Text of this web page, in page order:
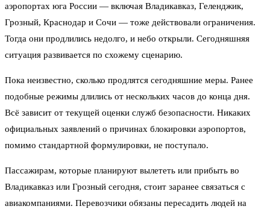
аэропортах юга России — включая Владикавказ, Геленджик,
Грозный, Краснодар и Сочи — тоже действовали ограничения.
Тогда они продлились недолго, и небо открыли. Сегодняшняя
ситуация развивается по схожему сценарию.
Пока неизвестно, сколько продлятся сегодняшние меры. Ранее
подобные режимы длились от нескольких часов до конца дня.
Всё зависит от текущей оценки служб безопасности. Никаких
официальных заявлений о причинах блокировки аэропортов,
помимо стандартной формулировки, не поступало.
Пассажирам, которые планируют вылететь или прибыть во
Владикавказ или Грозный сегодня, стоит заранее связаться с
авиакомпаниями. Перевозчики обязаны пересадить людей на